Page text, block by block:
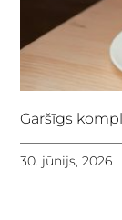
Garšīgs
30. jūnijs, 2026